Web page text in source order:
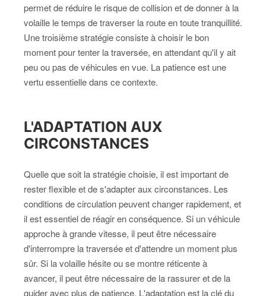
permet de réduire le risque de collision et de donner à la
volaille le temps de traverser la route en toute tranquillité.
Une troisième stratégie consiste à choisir le bon
moment pour tenter la traversée, en attendant qu'il y ait
peu ou pas de véhicules en vue. La patience est une
vertu essentielle dans ce contexte.
L'ADAPTATION AUX
CIRCONSTANCES
Quelle que soit la stratégie choisie, il est important de
rester flexible et de s'adapter aux circonstances. Les
conditions de circulation peuvent changer rapidement, et
il est essentiel de réagir en conséquence. Si un véhicule
approche à grande vitesse, il peut être nécessaire
d'interrompre la traversée et d'attendre un moment plus
sûr. Si la volaille hésite ou se montre réticente à
avancer, il peut être nécessaire de la rassurer et de la
guider avec plus de patience. L'adaptation est la clé du